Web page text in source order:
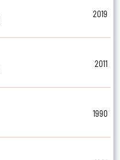
2019
2011
1990